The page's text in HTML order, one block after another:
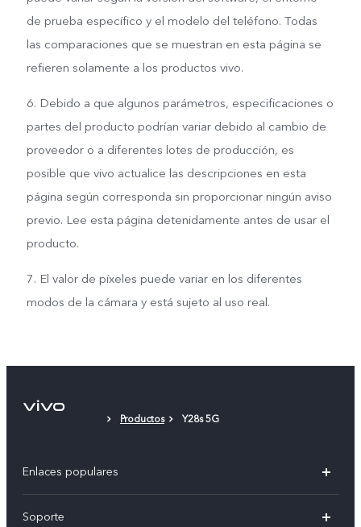
de prueba específico y el modelo del teléfono. Todas
las comparaciones que se muestran en esta página se
refieren solamente a los productos vivo.
6. Debido a que algunos parámetros, especificaciones o
partes del producto podrían variar debido al cambio de
proveedor o a diferentes lotes de producción, es
posible que vivo actualice las descripciones en esta
página según corresponda sin proporcionar ningún aviso
previo. Lee esta página detenidamente antes de usar el
producto.
7. El valor de píxeles puede variar en los diferentes
modos de la cámara y está sujeto al uso real.
Productos Y28s 5G
Enlaces populares
Soporte